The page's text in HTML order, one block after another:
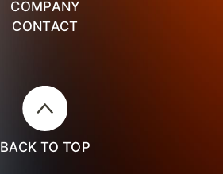
COMPANY
CONTACT
BACK TO TOP